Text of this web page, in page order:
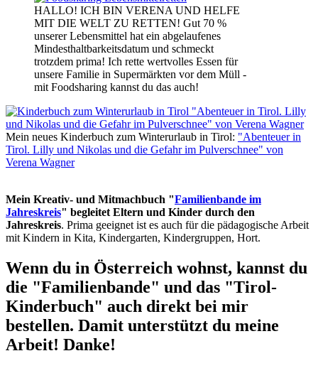
HALLO! ICH BIN VERENA UND HELFE
MIT DIE WELT ZU RETTEN! Gut 70 %
unserer Lebensmittel hat ein abgelaufenes
Mindesthaltbarkeitsdatum und schmeckt
trotzdem prima! Ich rette wertvolles Essen für
unsere Familie in Supermärkten vor dem Müll -
mit Foodsharing kannst du das auch!
Mein neues Kinderbuch zum Winterurlaub in Tirol: "Abenteuer in
Tirol. Lilly und Nikolas und die Gefahr im Pulverschnee" von
Verena Wagner
Mein Kreativ- und Mitmachbuch "Familienbande im
Jahreskreis" begleitet Eltern und Kinder durch den
Jahreskreis. Prima geeignet ist es auch für die pädagogische Arbeit
mit Kindern in Kita, Kindergarten, Kindergruppen, Hort.
Wenn du in Österreich wohnst, kannst du
die "Familienbande" und das "Tirol-
Kinderbuch" auch direkt bei mir
bestellen. Damit unterstützt du meine
Arbeit! Danke!